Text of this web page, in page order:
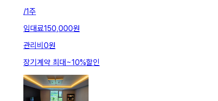
/1주
임대료150,000원
관리비 0원
장기계약 최대 ~10%할인